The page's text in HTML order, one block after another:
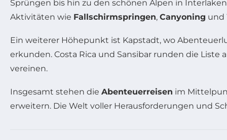
Sprüngen bis hin zu den schönen Alpen in
Aktivitäten wie Fallschirmspringen, Canyoning und
Ein weiterer Höhepunkt ist Kapstadt, wo
erkunden. Costa Rica und Sansibar runden die
vereinen.
Insgesamt stehen die Abenteuerreisen im
erweitern. Die Welt voller Herausforderungen und